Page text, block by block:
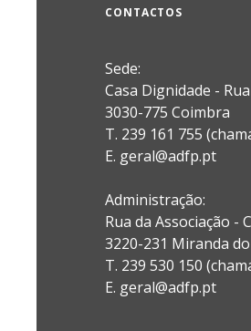
CONTACTOS
Sede:
Casa Dignidade -
3030-775 Coimbra
T. 239 161 755
E. geral@adfp.pt
Administração:
Rua da Associação -
3220-231 Miranda
T. 239 530 150
E. geral@adfp.pt